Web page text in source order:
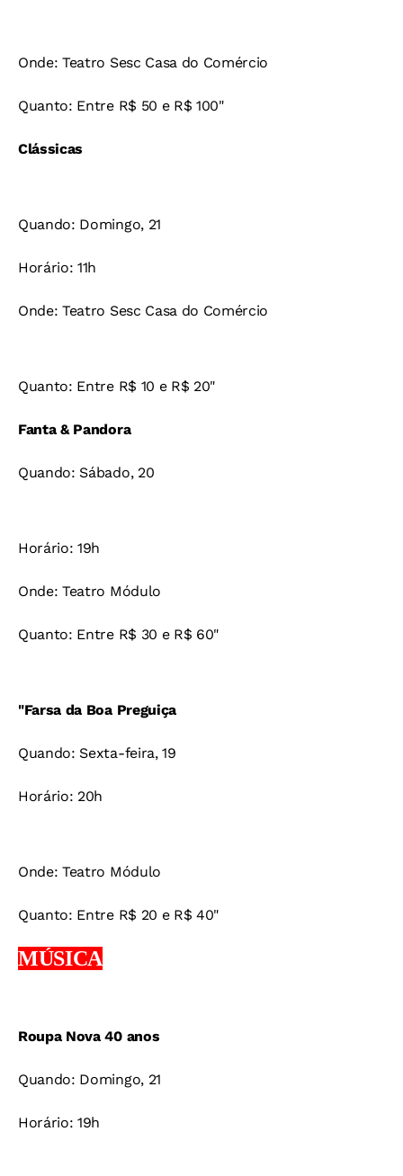
Onde: Teatro Sesc Casa do Comércio
Quanto: Entre R$ 50 e R$ 100"
Clássicas
Quando: Domingo, 21
Horário: 11h
Onde: Teatro Sesc Casa do Comércio
Quanto: Entre R$ 10 e R$ 20"
Fanta & Pandora
Quando: Sábado, 20
Horário: 19h
Onde: Teatro Módulo
Quanto: Entre R$ 30 e R$ 60"
"Farsa da Boa Preguiça
Quando: Sexta-feira, 19
Horário: 20h
Onde: Teatro Módulo
Quanto: Entre R$ 20 e R$ 40"
MÚSICA
Roupa Nova 40 anos
Quando: Domingo, 21
Horário: 19h